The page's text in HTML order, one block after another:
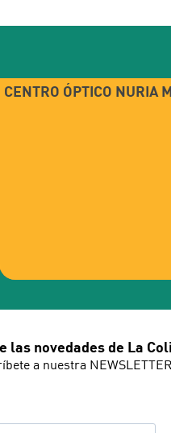
CENTRO ÓPTICO NURIA
las novedades de La
a nuestra NEWSLETTER